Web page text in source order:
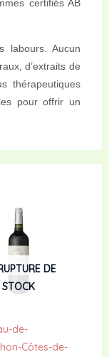
certifiés AB
labours. Aucun
d’extraits de
thérapeutiques
pour offrir un
DE
STOCK
de-
Côtes-de-